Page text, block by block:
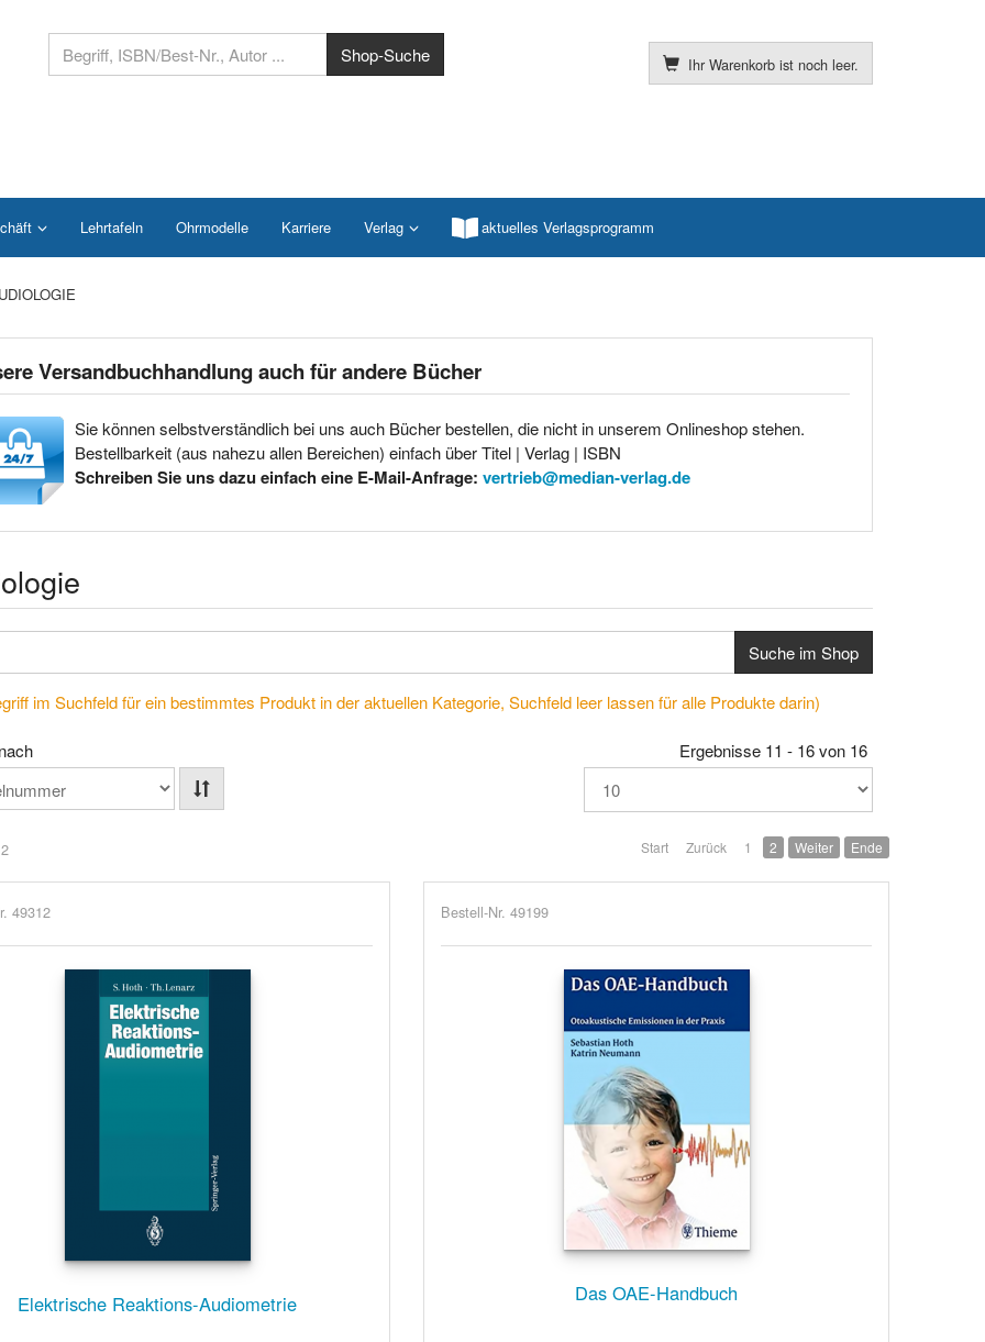
Ihr Warenkorb ist noch leer.
Lehrtafeln Ohrmodelle Karriere Verlag aktuelles Verlagsprogramm
Versandbuchhandlung auch für andere Bücher
Sie können selbstverständlich bei uns auch Bücher bestellen, die nicht in unserem Onlineshop stehen.
Bestellbarkeit (aus nahezu allen Bereichen) einfach über Titel | Verlag | ISBN
Schreiben Sie uns dazu einfach eine E-Mail-Anfrage: vertrieb@median-verlag.de
Suche im Shop
im Suchfeld für ein bestimmtes Produkt in der aktuellen Kategorie, Suchfeld leer lassen für alle Produkte darin)
Ergebnisse 11 - 16 von 16
Start Zurück 1 2 Weiter Ende
49312
Elektrische Reaktions-Audiometrie
Bestell-Nr. 49199
Das OAE-Handbuch